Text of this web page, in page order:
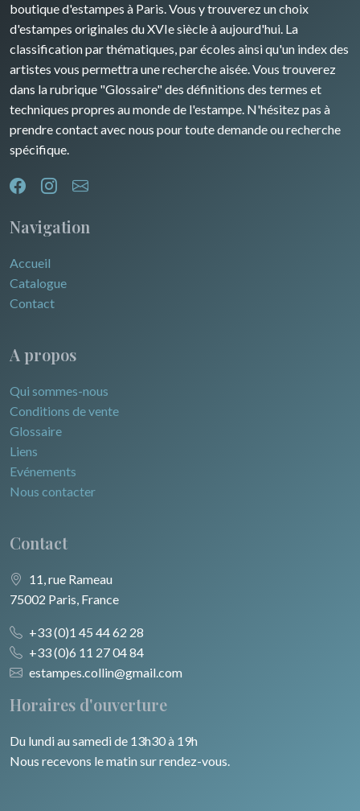
boutique d'estampes à Paris. Vous y trouverez un choix
d'estampes originales du XVIe siècle à aujourd'hui. La
classification par thématiques, par écoles ainsi qu'un index des
artistes vous permettra une recherche aisée. Vous trouverez
dans la rubrique "Glossaire" des définitions des termes et
techniques propres au monde de l'estampe. N'hésitez pas à
prendre contact avec nous pour toute demande ou recherche
spécifique.
Navigation
Accueil
Catalogue
Contact
A propos
Qui sommes-nous
Conditions de vente
Glossaire
Liens
Evénements
Nous contacter
Contact
11, rue Rameau
75002 Paris, France
+33 (0)1 45 44 62 28
+33 (0)6 11 27 04 84
estampes.collin@gmail.com
Horaires d'ouverture
Du lundi au samedi de 13h30 à 19h
Nous recevons le matin sur rendez-vous.